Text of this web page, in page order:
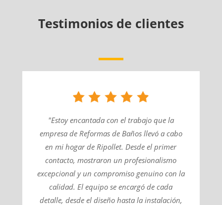
Testimonios de clientes
"Estoy encantada con el trabajo que la
empresa de Reformas de Baños llevó a cabo
en mi hogar de Ripollet. Desde el primer
contacto, mostraron un profesionalismo
excepcional y un compromiso genuino con la
calidad. El equipo se encargó de cada
detalle, desde el diseño hasta la instalación,